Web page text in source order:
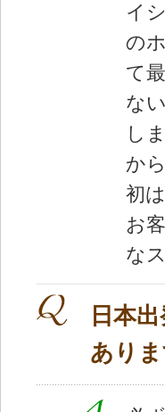
イ
の
て
な
し
か
初
お
な
日本
あり